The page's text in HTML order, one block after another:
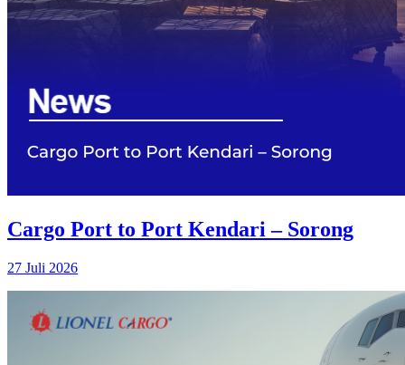
Cargo Port to Port Kendari – Sorong
27 Juli 2026